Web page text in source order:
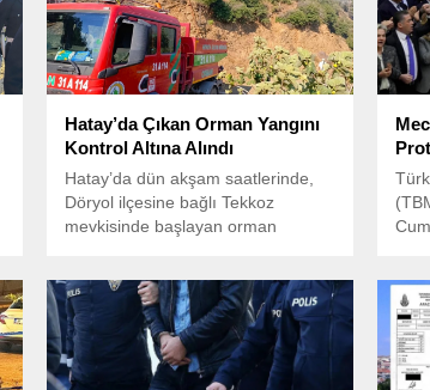
Hatay’da Çıkan Orman Yangını
Kontrol Altına Alındı
Hatay’da dün akşam saatlerinde,
Döryol ilçesine bağlı Tekkoz
mevkisinde başlayan orman